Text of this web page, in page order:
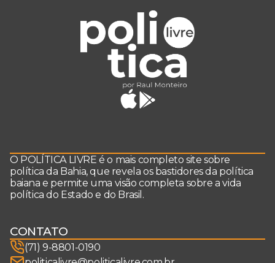
O POLÍTICA LIVRE é o mais completo site sobre
política da Bahia, que revela os bastidores da política
baiana e permite uma visão completa sobre a vida
política do Estado e do Brasil.
CONTATO
(71) 9-8801-0190